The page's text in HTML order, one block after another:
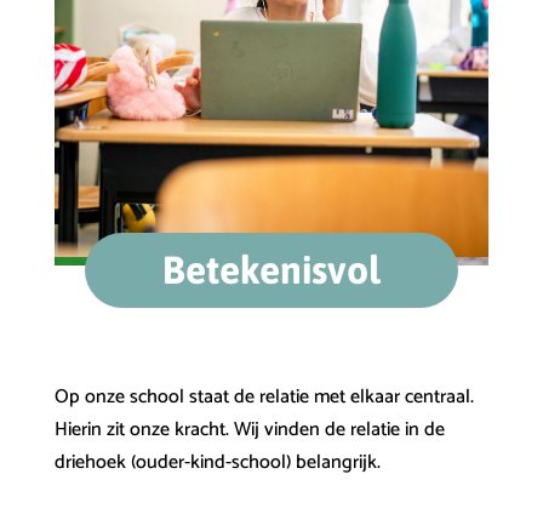
Betekenisvol
Op onze school staat de relatie met elkaar centraal.
Hierin zit onze kracht. Wij vinden de relatie in de
driehoek (ouder-kind-school) belangrijk.